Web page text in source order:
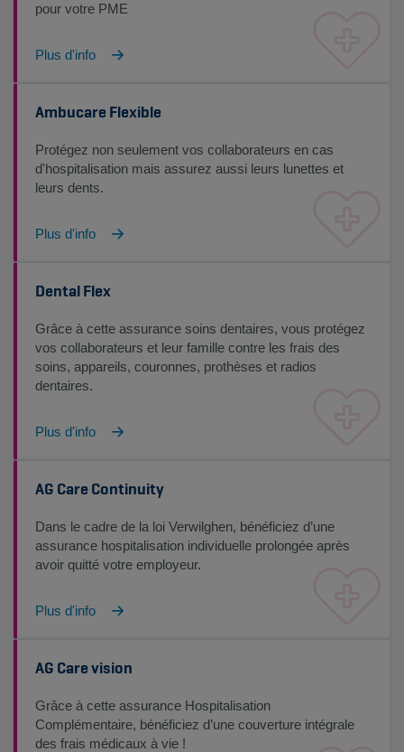
pour votre PME
Plus d'info
Ambucare Flexible
Protégez non seulement vos collaborateurs en cas
d'hospitalisation mais assurez aussi leurs lunettes et
leurs dents.
Plus d'info
Dental Flex
Grâce à cette assurance soins dentaires, vous protégez
vos collaborateurs et leur famille contre les frais des
soins, appareils, couronnes, prothèses et radios
dentaires.
Plus d'info
AG Care Continuity
Dans le cadre de la loi Verwilghen, bénéficiez d’une
assurance hospitalisation individuelle prolongée après
avoir quitté votre employeur.
Plus d'info
AG Care vision
Grâce à cette assurance Hospitalisation
Complémentaire, bénéficiez d’une couverture intégrale
des frais médicaux à vie !